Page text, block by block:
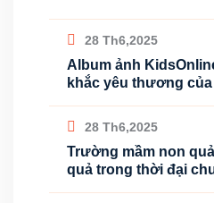
28 Th6,2025
Album ảnh
khắc yêu thương
28 Th6,2025
Trường mầm non
quả trong thời đại